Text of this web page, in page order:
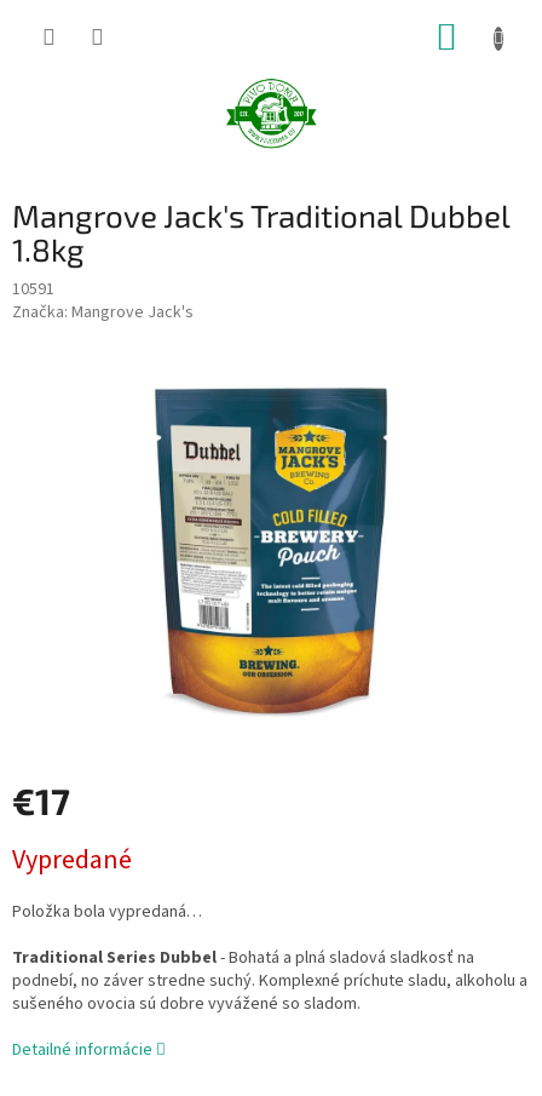
Mangrove Jack's Traditional Dubbel
1.8kg
10591
Značka: Mangrove Jack's
€17
cena:
Vypredané
Položka bola vypredaná…
Traditional Series Dubbel- Bohatá a plná sladová sladkosť na
podnebí, no záver stredne suchý. Komplexné príchute sladu, alkoholu a
sušeného ovocia sú dobre vyvážené so sladom.
Detailné informácie